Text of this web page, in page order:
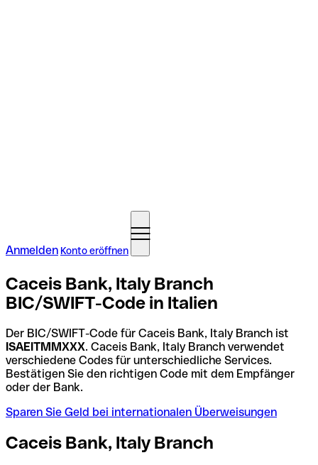
Anmelden Konto eröffnen
Caceis Bank, Italy Branch
BIC/SWIFT-Code in Italien
Der BIC/SWIFT-Code für Caceis Bank, Italy Branch ist
ISAEITMMXXX. Caceis Bank, Italy Branch verwendet
verschiedene Codes für unterschiedliche Services.
Bestätigen Sie den richtigen Code mit dem Empfänger
oder der Bank.
Sparen Sie Geld bei internationalen Überweisungen
Caceis Bank, Italy Branch